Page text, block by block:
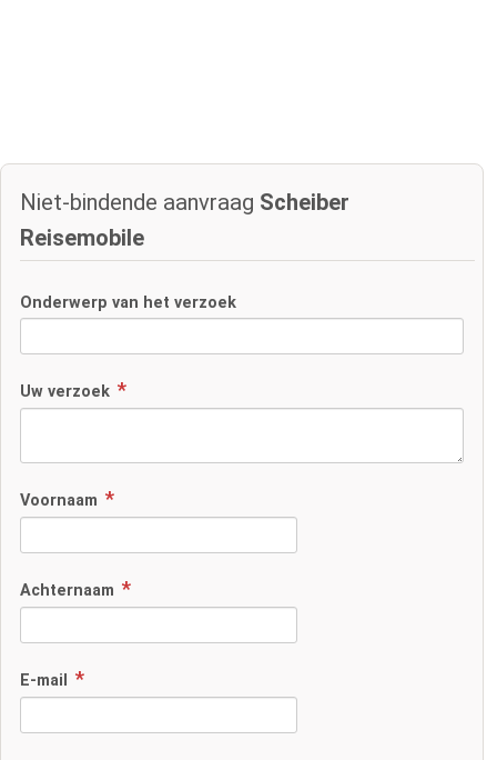
Niet-bindende aanvraag Scheiber
Reisemobile
Onderwerp van het verzoek
Uw verzoek
Voornaam
Achternaam
E-mail